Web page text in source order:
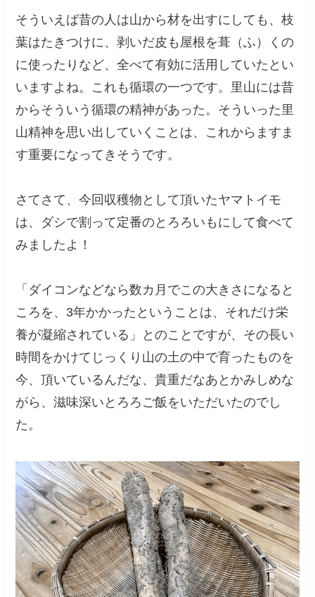
そういえば昔の人は山から材を出すにしても、枝
葉はたきつけに、剥いだ皮も屋根を葺（ふ）くの
に使ったりなど、全べて有効に活用していたとい
いますよね。これも循環の一つです。里山には昔
からそういう循環の精神があった。そういった里
山精神を思い出していくことは、これからますま
す重要になってきそうです。
さてさて、今回収穫物として頂いたヤマトイモ
は、ダシで割って定番のとろろいもにして食べて
みましたよ！
「ダイコンなどなら数カ月でこの大きさになると
ころを、3年かかったということは、それだけ栄
養が凝縮されている」とのことですが、その長い
時間をかけてじっくり山の土の中で育ったものを
今、頂いているんだな、貴重だなあとかみしめな
がら、滋味深いとろろご飯をいただいたのでし
た。